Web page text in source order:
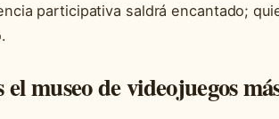
participativa saldrá encantado;
el museo de videojuegos